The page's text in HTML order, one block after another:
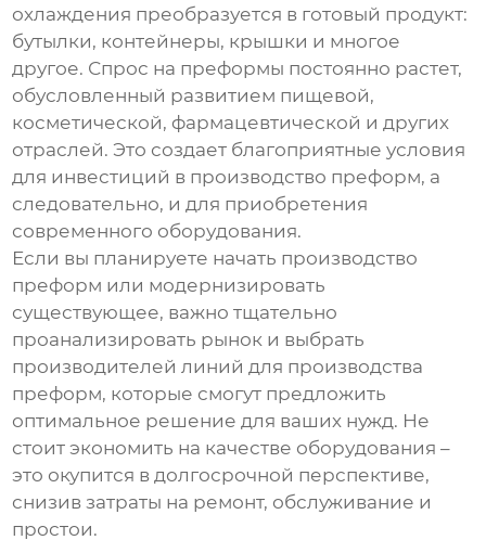
охлаждения преобразуется в готовый продукт:
бутылки, контейнеры, крышки и многое
другое. Спрос на преформы постоянно растет,
обусловленный развитием пищевой,
косметической, фармацевтической и других
отраслей. Это создает благоприятные условия
для инвестиций в производство преформ, а
следовательно, и для приобретения
современного оборудования.
Если вы планируете начать производство
преформ или модернизировать
существующее, важно тщательно
проанализировать рынок и выбрать
производителей линий для производства
преформ, которые смогут предложить
оптимальное решение для ваших нужд. Не
стоит экономить на качестве оборудования –
это окупится в долгосрочной перспективе,
снизив затраты на ремонт, обслуживание и
простои.